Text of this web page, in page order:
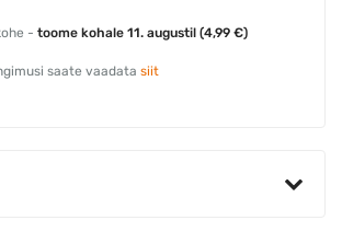
- toome kohale 11. augustil (4,99 €)
saate vaadata siit